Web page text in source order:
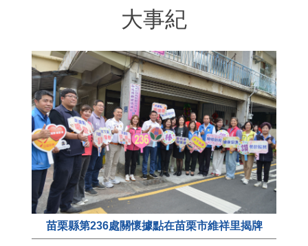
大事紀
苗栗縣第236處關懷據點在苗栗市維祥里揭牌